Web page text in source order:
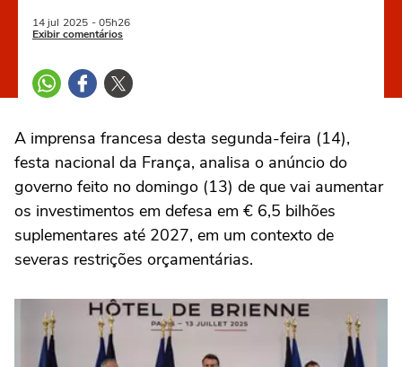
14 jul 2025 - 05h26
Exibir comentários
A imprensa francesa desta segunda-feira (14),
festa nacional da França, analisa o anúncio do
governo feito no domingo (13) de que vai aumentar
os investimentos em defesa em € 6,5 bilhões
suplementares até 2027, em um contexto de
severas restrições orçamentárias.